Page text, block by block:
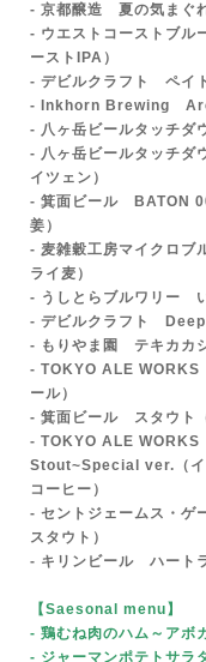
- 京都醸造 夏の気まぐ
- ウエストコーストブル
ーストIPA）
- デビルクラフト ペイ
- Inkhorn Brewing
- 八ヶ岳ビールタッチダ
- 八ヶ岳ビールタッチダ
イツェン）
- 箕面ビール BATON
姜）
- 麦雑穀工房マイクロブ
ライ麦）
- うしとらブルワリー
- デビルクラフト Deep
- もりやま園 テキカカ
- TOKYO ALE WORKS
ール）
- 箕面ビール スタウト
- TOKYO ALE
Stout~Special ver.（イ
コーヒー）
- セントジェームス・ゲ
スタウト）
- キリンビール ハート
【Saesonal menu 】
- 鶏むね肉のハム～ア
- ジャーマンポテトサ